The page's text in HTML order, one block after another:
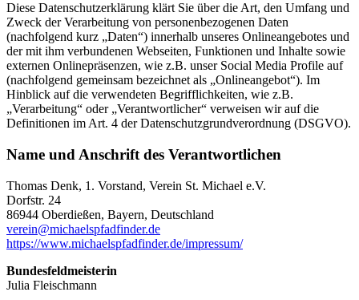
Diese Datenschutzerklärung klärt Sie über die Art, den Umfang und
Zweck der Verarbeitung von personenbezogenen Daten
(nachfolgend kurz „Daten“) innerhalb unseres Onlineangebotes und
der mit ihm verbundenen Webseiten, Funktionen und Inhalte sowie
externen Onlinepräsenzen, wie z.B. unser Social Media Profile auf
(nachfolgend gemeinsam bezeichnet als „Onlineangebot“). Im
Hinblick auf die verwendeten Begrifflichkeiten, wie z.B.
„Verarbeitung“ oder „Verantwortlicher“ verweisen wir auf die
Definitionen im Art. 4 der Datenschutzgrundverordnung (DSGVO).
Name und Anschrift des Verantwortlichen
Thomas Denk, 1. Vorstand, Verein St. Michael e.V.
Dorfstr. 24
86944 Oberdießen, Bayern, Deutschland
verein@michaelspfadfinder.de
https://www.michaelspfadfinder.de/impressum/
Bundesfeldmeisterin
Julia Fleischmann